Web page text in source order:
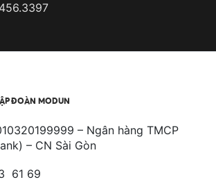
ĐOÀN MODUN
– Ngân hàng TMCP
– CN Sài Gòn
61 69